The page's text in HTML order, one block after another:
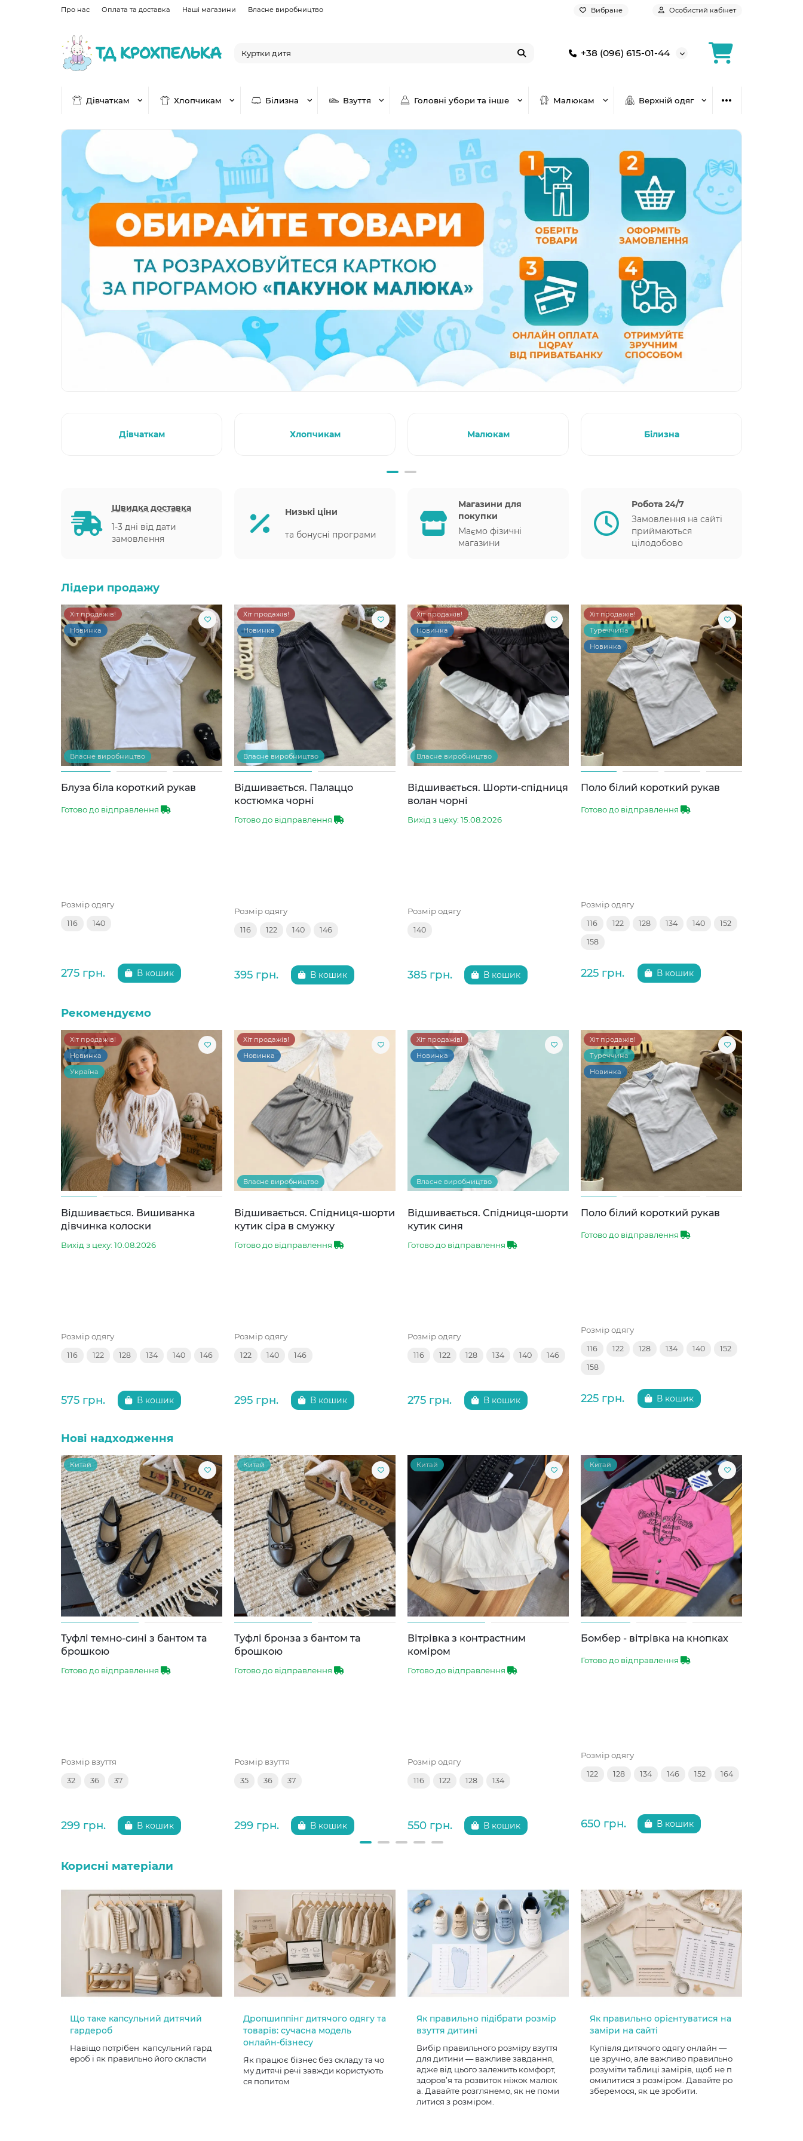
Про нас Оплата та доставка Наші магазини Власне виробництво Вибране Особистий кабінет
+38 (096) 615-01-44
Дівчаткам Хлопчикам Білизна Взуття Головні убори та інше Малюкам Верхній одяг
Дівчаткам Хлопчикам Малюкам Білизна
Швидка доставка
1-3 дні від дати
замовлення
Низькі ціни
та бонусні програми
Магазини для
покупки
Маємо фізичні
магазини
Робота 24/7
Замовлення на сайті
приймаються
цілодобово
Лідери продажу
Хіт продажів!
Новинка
Власне виробництво
Блуза біла короткий рукав
Готово до відправлення
Розмір одягу
116 140
275 грн. В кошик
Хіт продажів!
Новинка
Власне виробництво
Відшивається. Палаццо
костюмка чорні
Готово до відправлення
Розмір одягу
116 122 140 146
395 грн. В кошик
Хіт продажів!
Новинка
Власне виробництво
Відшивається. Шорти-спідниця
волан чорні
Вихід з цеху: 15.08.2026
Розмір одягу
140
385 грн. В кошик
Хіт продажів!
Туреччина
Новинка
Поло білий короткий рукав
Готово до відправлення
Розмір одягу
116 122 128 134 140 152
158
225 грн. В кошик
Рекомендуємо
Хіт продажів!
Новинка
Україна
Відшивається. Вишиванка
дівчинка колоски
Вихід з цеху: 10.08.2026
Розмір одягу
116 122 128 134 140 146
575 грн. В кошик
Хіт продажів!
Новинка
Власне виробництво
Відшивається. Спідниця-шорти
кутик сіра в смужку
Готово до відправлення
Розмір одягу
122 140 146
295 грн. В кошик
Хіт продажів!
Новинка
Власне виробництво
Відшивається. Спідниця-шорти
кутик синя
Готово до відправлення
Розмір одягу
116 122 128 134 140 146
275 грн. В кошик
Хіт продажів!
Туреччина
Новинка
Поло білий короткий рукав
Готово до відправлення
Розмір одягу
116 122 128 134 140 152
158
225 грн. В кошик
Нові надходження
Китай
Туфлі темно-сині з бантом та
брошкою
Готово до відправлення
Розмір взуття
32 36 37
299 грн. В кошик
Китай
Туфлі бронза з бантом та
брошкою
Готово до відправлення
Розмір взуття
35 36 37
299 грн. В кошик
Китай
Вітрівка з контрастним
коміром
Готово до відправлення
Розмір одягу
116 122 128 134
550 грн. В кошик
Китай
Бомбер - вітрівка на кнопках
Готово до відправлення
Розмір одягу
122 128 134 146 152 164
650 грн. В кошик
Корисні матеріали
Що таке капсульний дитячий
гардероб
Навіщо потрібен капсульний гард
ероб і як правильно його скласти
Дропшиппінг дитячого одягу та
товарів: сучасна модель
онлайн-бізнесу
Як працює бізнес без складу та чо
му дитячі речі завжди користують
ся попитом
Як правильно підібрати розмір
взуття дитині
Вибір правильного розміру взуття
для дитини — важливе завдання,
адже від цього залежить комфорт,
здоров’я та розвиток ніжок малюк
а. Давайте розглянемо, як не поми
литися з розміром.
Як правильно орієнтуватися на
заміри на сайті
Купівля дитячого одягу онлайн —
це зручно, але важливо правильно
розуміти таблиці замірів, щоб не п
омилитися з розміром. Давайте ро
зберемося, як це зробити.